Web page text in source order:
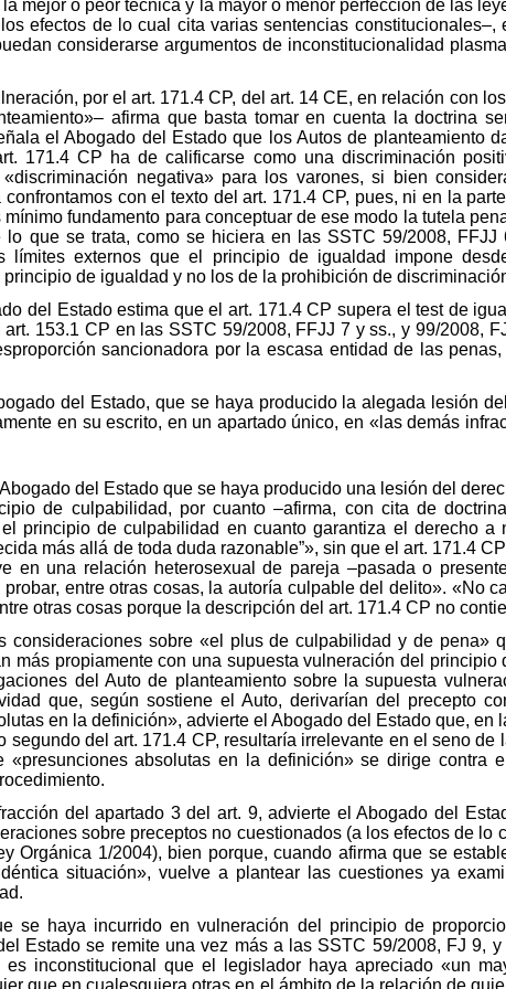
mejor o peor técnica y la mayor o menor perfección de las
efectos de lo cual cita varias sentencias constitucionales–,
considerarse argumentos de inconstitucionalidad
por el art. 171.4 CP, del art. 14 CE, en relación con
afirma que basta tomar en cuenta la doctrina
el Abogado del Estado que los Autos de planteamiento
171.4 CP ha de calificarse como una discriminación
negativa» para los varones, si bien
con el texto del art. 171.4 CP, pues, ni en la
fundamento para conceptuar de ese modo la tutela
lo que se trata, como se hiciera en las SSTC 59/2008,
límites externos que el principio de igualdad impone
de igualdad y no los de la prohibición de
del Estado estima que el art. 171.4 CP supera el test de
153.1 CP en las SSTC 59/2008, FFJJ 7 y ss., y 99/2008,
sancionadora por la escasa entidad de las
del Estado, que se haya producido la alegada lesión
en su escrito, en un apartado único, en «las demás
del Estado que se haya producido una lesión del
de culpabilidad, por cuanto –afirma, con cita de
principio de culpabilidad en cuanto garantiza el derecho a
más allá de toda duda razonable”», sin que el art. 171.4
en una relación heterosexual de pareja –pasada o
entre otras cosas, la autoría culpable del delito». «No
otras cosas porque la descripción del art. 171.4 CP no
consideraciones sobre «el plus de culpabilidad y de pena»
más propiamente con una supuesta vulneración del
del Auto de planteamiento sobre la supuesta
que, según sostiene el Auto, derivarían del precepto
en la definición», advierte el Abogado del Estado que, en
segundo del art. 171.4 CP, resultaría irrelevante en el seno de
«presunciones absolutas en la definición» se dirige contra
del apartado 3 del art. 9, advierte el Abogado del
sobre preceptos no cuestionados (a los efectos de lo
Orgánica 1/2004), bien porque, cuando afirma que se
situación», vuelve a plantear las cuestiones ya
se haya incurrido en vulneración del principio de
Estado se remite una vez más a las SSTC 59/2008, FJ 9,
inconstitucional que el legislador haya apreciado «un
que en cualesquiera otras en el ámbito de la relación de